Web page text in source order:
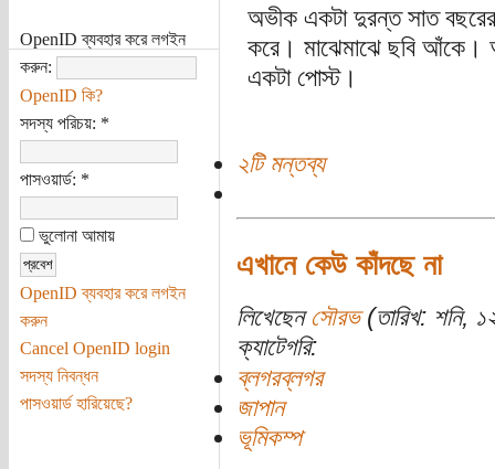
OpenID ব্যবহার করে লগইন
করুন:
OpenID কি?
সদস্য পরিচয়: *
পাসওয়ার্ড: *
ভুলোনা আমায়
OpenID ব্যবহার করে লগইন
করুন
Cancel OpenID login
সদস্য নিবন্ধন
পাসওয়ার্ড হারিয়েছে?
অভীক একটা দুরন্ত সাত
করে। মাঝেমাঝে ছবি
একটা পোস্ট।
২টি মন্তব্য
এখানে কেউ কাঁদছে না
লিখেছেন সৌরভ(তারিখ: শনি,
ক্যাটেগরি:
ব্লগরব্লগর
জাপান
ভূমিকম্প